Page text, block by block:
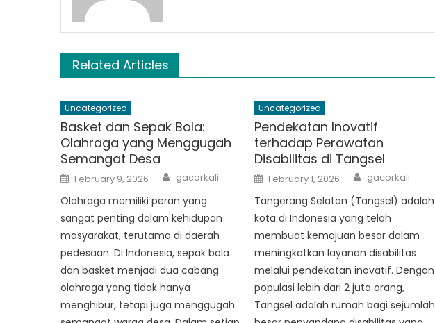
Related Articles
Uncategorized
Basket dan Sepak Bola:
Olahraga yang Menggugah
Semangat Desa
Posted
on
February 9, 2026 Author
gacorkali
Olahraga memiliki peran yang
sangat penting dalam kehidupan
masyarakat, terutama di daerah
pedesaan. Di Indonesia, sepak bola
dan basket menjadi dua cabang
olahraga yang tidak hanya
menghibur, tetapi juga menggugah
Uncategorized
Pendekatan Inovatif
terhadap Perawatan
Disabilitas di Tangsel
Posted
on
February 1, 2026 Author
gacorkali
Tangerang Selatan (Tangsel) adalah
kota di Indonesia yang telah
membuat kemajuan besar dalam
meningkatkan layanan disabilitas
melalui pendekatan inovatif. Dengan
populasi lebih dari 2 juta orang,
Tangsel adalah rumah bagi sejumlah